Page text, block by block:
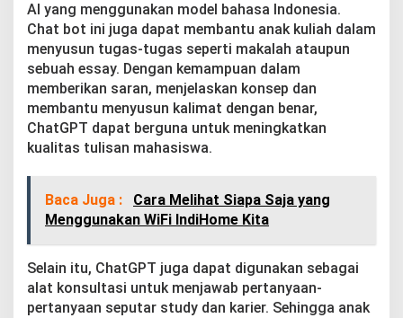
AI yang menggunakan model bahasa Indonesia.
Chat bot ini juga dapat membantu anak kuliah dalam
menyusun tugas-tugas seperti makalah ataupun
sebuah essay. Dengan kemampuan dalam
memberikan saran, menjelaskan konsep dan
membantu menyusun kalimat dengan benar,
ChatGPT dapat berguna untuk meningkatkan
kualitas tulisan mahasiswa.
Baca Juga :
Cara Melihat Siapa Saja yang
Menggunakan WiFi IndiHome Kita
Selain itu, ChatGPT juga dapat digunakan sebagai
alat konsultasi untuk menjawab pertanyaan-
pertanyaan seputar study dan karier. Sehingga anak